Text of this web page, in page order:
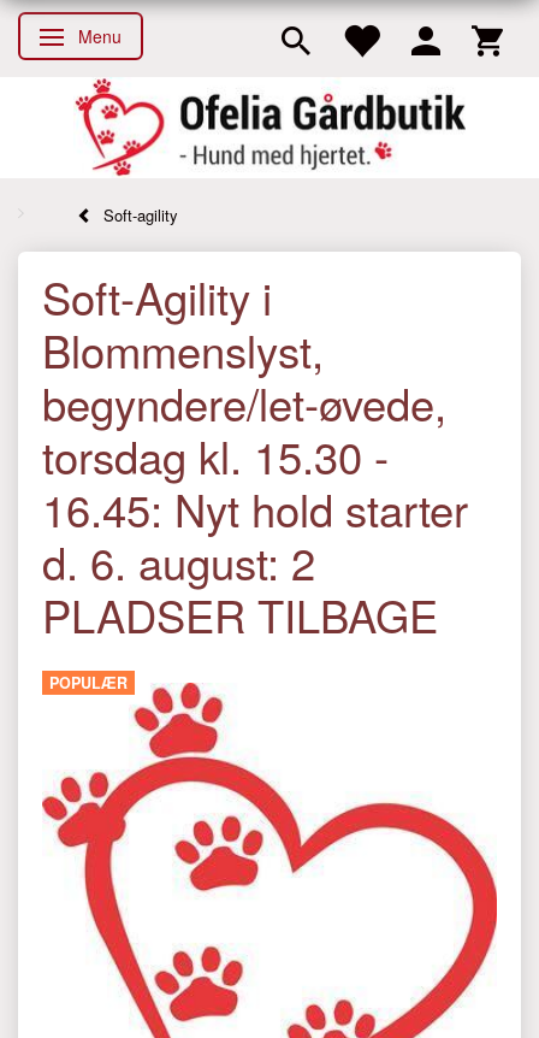
Skifte navigation
Menu
Soft-agility
Soft-Agility i
Blommenslyst,
begyndere/let-øvede,
torsdag kl. 15.30 -
16.45: Nyt hold starter
d. 6. august: 2
PLADSER TILBAGE
POPULÆR